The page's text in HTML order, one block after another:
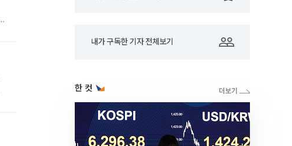
내가 구독한 기자 전체보기
한 컷